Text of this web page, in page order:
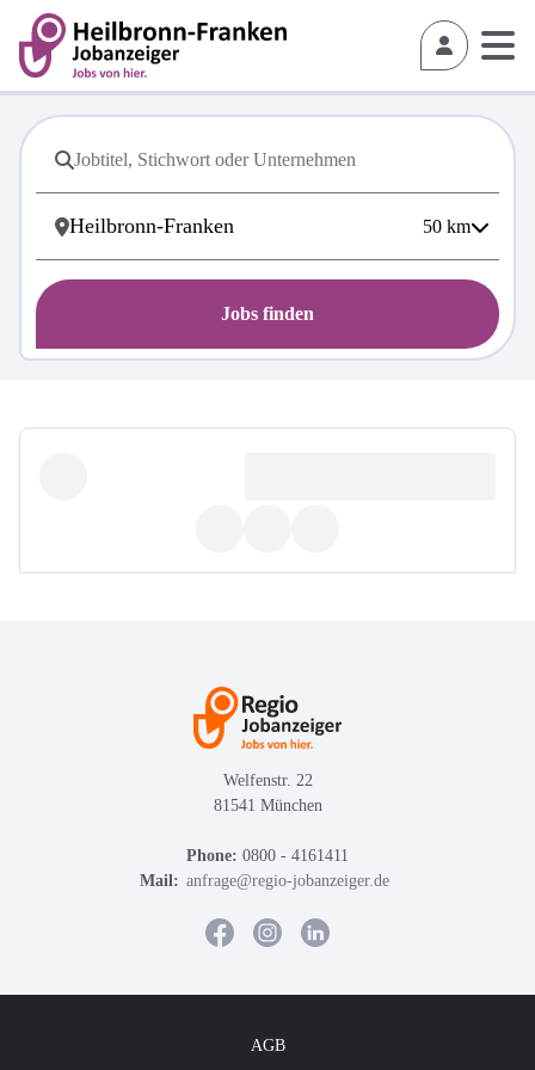
50 km
Jobs finden
Welfenstr. 22
81541 München
Phone: 0800 - 4161411
Mail: anfrage@regio-jobanzeiger.de
AGB